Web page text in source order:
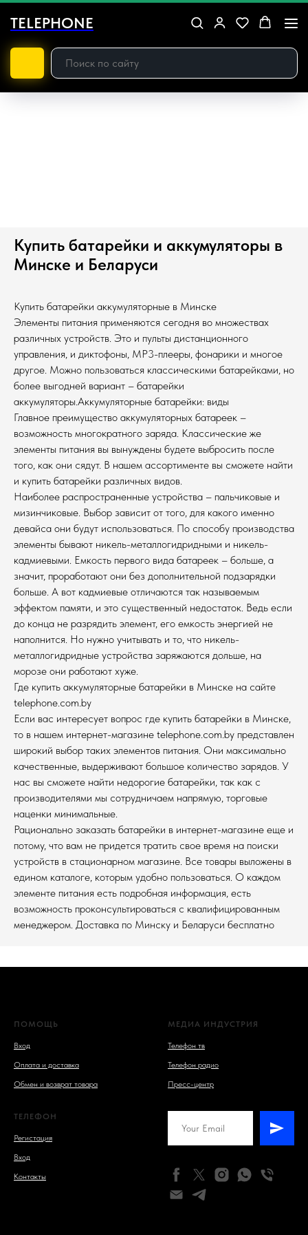
TELEPHONE
Купить батарейки и аккумуляторы в
Минске и Беларуси
Купить батарейки аккумуляторные в Минске
Элементы питания применяются сегодня во множествах
различных устройств. Это и пульты дистанционного
управления, и диктофоны, МР3-плееры, фонарики и многое
другое. Можно пользоваться классическими батарейками, но
более выгодней вариант – батарейки
аккумуляторы.Аккумуляторные батарейки: виды
Главное преимущество аккумуляторных батареек –
возможность многократного заряда. Классические же
элементы питания вы вынуждены будете выбросить после
того, как они сядут. В нашем ассортименте вы сможете найти
и купить батарейки различных видов.
Наиболее распространенные устройства – пальчиковые и
мизинчиковые. Выбор зависит от того, для какого именно
девайса они будут использоваться. По способу производства
элементы бывают никель-металлогидридными и никель-
кадмиевыми. Емкость первого вида батареек – больше, а
значит, проработают они без дополнительной подзарядки
больше. А вот кадмиевые отличаются так называемым
эффектом памяти, и это существенный недостаток. Ведь если
до конца не разрядить элемент, его емкость энергией не
наполнится. Но нужно учитывать и то, что никель-
металлогидридные устройства заряжаются дольше, на
морозе они работают хуже.
Где купить аккумуляторные батарейки в Минске на сайте
telephone.com.by
Если вас интересует вопрос где купить батарейки в Минске,
то в нашем интернет-магазине telephone.com.by представлен
широкий выбор таких элементов питания. Они максимально
качественные, выдерживают большое количество зарядов. У
нас вы сможете найти недорогие батарейки, так как с
производителями мы сотрудничаем напрямую, торговые
наценки минимальные.
Рационально заказать батарейки в интернет-магазине еще и
потому, что вам не придется тратить свое время на поиски
устройств в стационарном магазине. Все товары выложены в
едином каталоге, которым удобно пользоваться. О каждом
элементе питания есть подробная информация, есть
возможность проконсультироваться с квалифицированным
менеджером. Доставка по Минску и Беларуси бесплатно
ПОМОЩЬ
Вход
Оплата и доставка
Обмен и возврат товара
МЕДИА ИНДУСТРИЯ
Телефон тв
Телефон радио
Пресс-центр
ТЕЛЕФОН
Регистация
Вход
Контакты